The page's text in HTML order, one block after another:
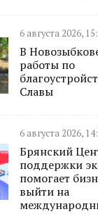
6 августа 2026,
В
работы по
Славы
6 августа 2026,
Брянский
поддержки
помогает
выйти на